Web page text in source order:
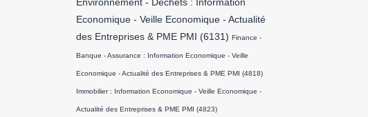
Environnement - Déchets : Information
Economique - Veille Economique - Actualité
des Entreprises & PME PMI
(6131) Finance -
Banque - Assurance : Information Economique - Veille
Economique - Actualité des Entreprises & PME PMI (4818)
Immobilier : Information Economique - Veille Economique -
Actualité des Entreprises & PME PMI (4823)